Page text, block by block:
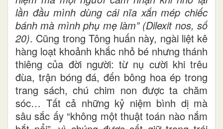
lần đầu mình dùng cái nĩa xắn mép chiếc
bánh mà mình phụ mẹ làm” (Dilexit nos, số
20). Cũng trong Tông huấn này, ngài liệt kê
hàng loạt khoảnh khắc nhỏ bé nhưng thánh
thiêng của đời người: từ nụ cười khi trêu
đùa, trận bóng đá, đến bông hoa ép trong
trang sách, chú chim non được ta chăm
sóc… Tất cả những kỷ niệm bình dị mà
sâu sắc ấy “không một thuật toán nào nắm